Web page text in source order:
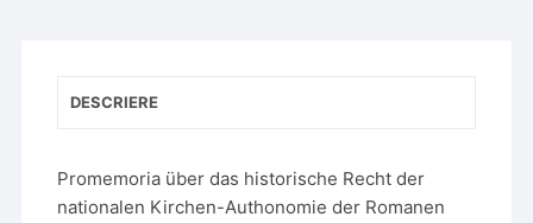
DESCRIERE
Promemoria über das historische Recht der
nationalen Kirchen-Authonomie der Romanen